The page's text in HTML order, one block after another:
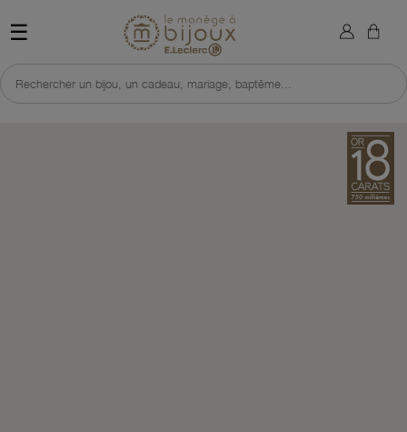
☰ Retour à l'accueil du site
Rechercher un bijou, un cadeau, mariage, baptême...
×